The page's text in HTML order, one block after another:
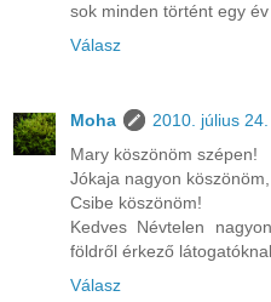
sok minden történt egy
Válasz
Moha
2010. július
Mary köszönöm szépen!
Jókaja nagyon
Csibe köszönöm!
Kedves Névtelen
földről érkező
Válasz